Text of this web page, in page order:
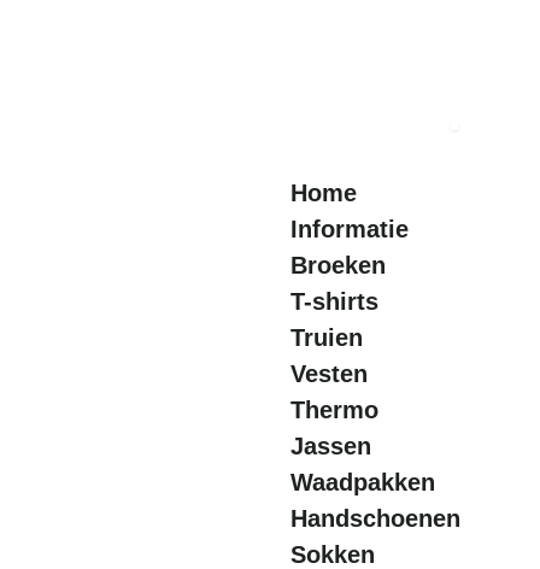
Home
Informatie
Broeken
T-shirts
Truien
Vesten
Thermo
Jassen
Waadpakken
Handschoenen
Sokken